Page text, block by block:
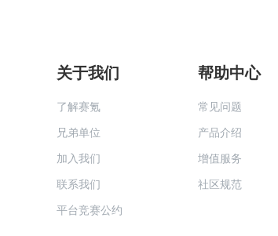
关于我们
了解赛氪
兄弟单位
加入我们
联系我们
平台竞赛公约
帮助中心
常见问题
产品介绍
增值服务
社区规范